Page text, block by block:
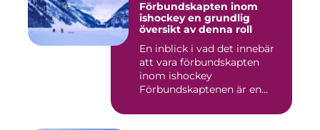
Förbundskapten inom
ishockey en grundlig
översikt av denna roll
En inblick i vad det innebär
att vara förbundskapten
inom ishockey
Förbundskaptenen är en